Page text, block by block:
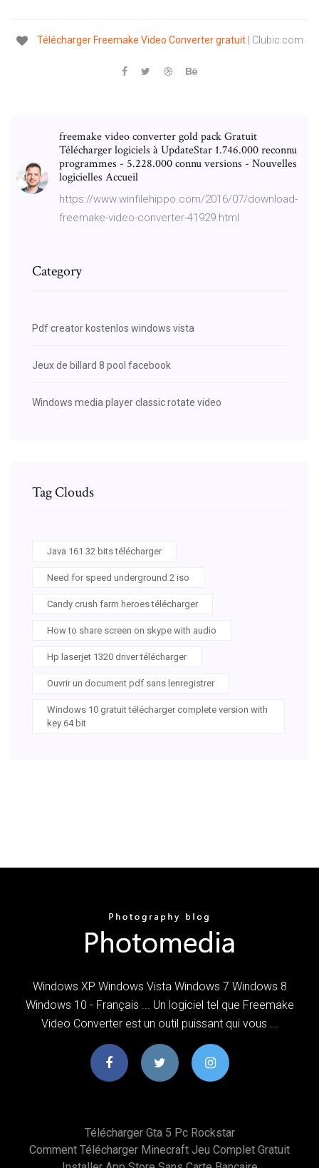
Télécharger Freemake Video Converter gratuit| Clubic.com
freemake video converter gold pack Gratuit
Télécharger logiciels à UpdateStar 1.746.000 reconnu
programmes - 5.228.000 connu versions - Nouvelles
logicielles Accueil
https://www.winfilehippo.com/2016/07/download-
freemake-video-converter-41929.html
Category
Pdf creator kostenlos windows vista
Jeux de billard 8 pool facebook
Windows media player classic rotate video
Tag Clouds
Java 161 32 bits télécharger
Need for speed underground 2 iso
Candy crush farm heroes télécharger
How to share screen on skype with audio
Hp laserjet 1320 driver télécharger
Ouvrir un document pdf sans lenregistrer
Windows 10 gratuit télécharger complete version with
key 64 bit
Windows XP Windows Vista Windows 7 Windows 8
Windows 10 - Français ... Un logiciel tel que Freemake
Video Converter est un outil puissant qui vous ...
Télécharger Gta 5 Pc Rockstar
Comment Télécharger Minecraft Jeu Complet Gratuit